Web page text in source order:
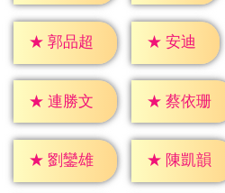
★ 郭品超 ★ 安迪
★ 連勝文 ★ 蔡依珊
★ 劉鑾雄 ★ 陳凱韻